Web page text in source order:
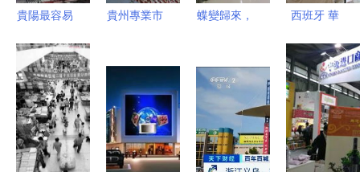
貴陽最容易
地方，別說
你沒走錯
過！
貴州專業市
百強，批發
貿易助力區
域競爭力躍
升
蝶變歸來，
貿城引領批
發貿易新篇
章
西班牙 華
了風靡全境
的“購物天
堂”與批發
貿易樞紐